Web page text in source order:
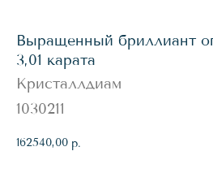
Выращенный бриллиант
3,01 карата
Кристаллдиам
1030211
162540,00 р.